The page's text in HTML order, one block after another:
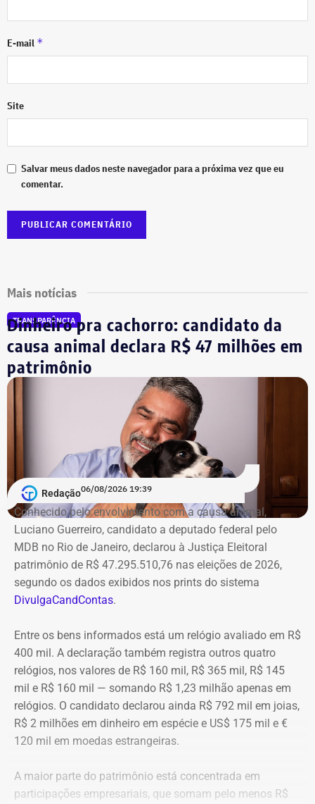
E-mail *
Site
Salvar meus dados neste navegador para a próxima vez que eu
comentar.
Mais notícias
TRANSPARÊNCIA
Dinheiro pra cachorro: candidato da
causa animal declara R$ 47 milhões em
patrimônio
Redação06/08/2026 19:39
Conhecido pelo envolvimento com a causa animal,
Luciano Guerreiro, candidato a deputado federal pelo
MDB no Rio de Janeiro, declarou à Justiça Eleitoral
patrimônio de R$ 47.295.510,76 nas eleições de 2026,
segundo os dados exibidos nos prints do sistema
DivulgaCandContas.
Entre os bens informados está um relógio avaliado em R$
400 mil. A declaração também registra outros quatro
relógios, nos valores de R$ 160 mil, R$ 365 mil, R$ 145
mil e R$ 160 mil — somando R$ 1,23 milhão apenas em
relógios. O candidato declarou ainda R$ 792 mil em joias,
R$ 2 milhões em dinheiro em espécie e US$ 175 mil e €
120 mil em moedas estrangeiras.
A maior parte do patrimônio está concentrada em
participações empresariais, que somam pelo menos R$